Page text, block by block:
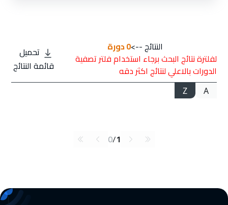
النتائج -->0دورة
لفلترة نتائج البحث برجاء استخدام فلتر تصفية
الدورات بالاعلي لنتائج اكثر دقه
تحميل
قائمة النتائج
A
Z
1
/
0